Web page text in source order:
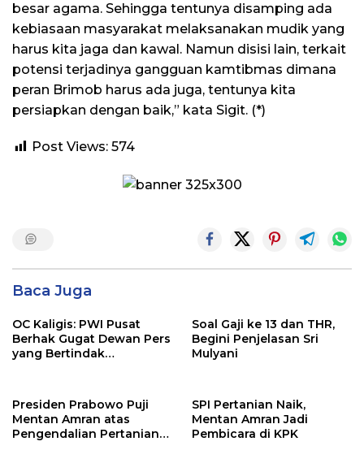
besar agama. Sehingga tentunya disamping ada
kebiasaan masyarakat melaksanakan mudik yang
harus kita jaga dan kawal. Namun disisi lain, terkait
potensi terjadinya gangguan kamtibmas dimana
peran Brimob harus ada juga, tentunya kita
persiapkan dengan baik,” kata Sigit. (*)
Post Views: 574
Baca Juga
OC Kaligis: PWI Pusat
Berhak Gugat Dewan Pers
yang Bertindak
Soal Gaji ke 13 dan THR,
Begini Penjelasan Sri
Mulyani
Presiden Prabowo Puji
Mentan Amran atas
Pengendalian Pertanian
SPI Pertanian Naik,
Mentan Amran Jadi
Pembicara di KPK